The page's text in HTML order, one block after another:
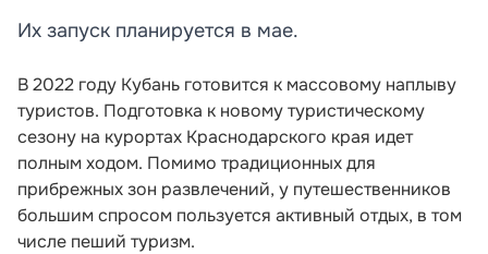
Их запуск планируется в мае.
В 2022 году Кубань готовится к массовому наплыву
туристов. Подготовка к новому туристическому
сезону на курортах Краснодарского края идет
полным ходом. Помимо традиционных для
прибрежных зон развлечений, у путешественников
большим спросом пользуется активный отдых, в том
числе пеший туризм.